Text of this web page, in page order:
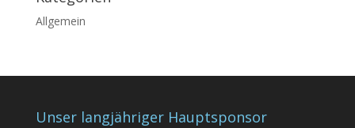
Allgemein
Unser langjähriger Hauptsponsor